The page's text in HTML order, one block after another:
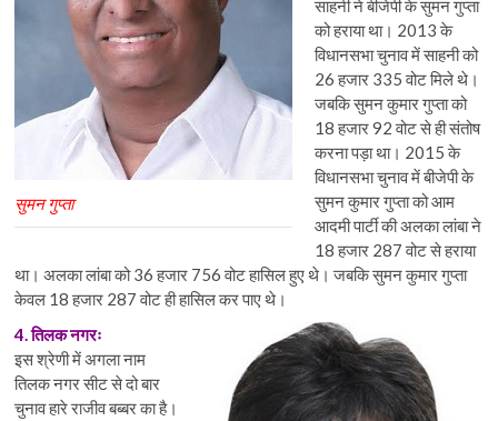
सुमन गुप्ता
साहनी ने बीजेपी के सुमन गुप्ता
को हराया था। 2013 के
विधानसभा चुनाव में साहनी को
26 हजार 335 वोट मिले थे।
जबकि सुमन कुमार गुप्ता को
18 हजार 92 वोट से ही संतोष
करना पड़ा था। 2015 के
विधानसभा चुनाव में बीजेपी के
सुमन कुमार गुप्ता को आम
आदमी पार्टी की अलका लांबा ने
18 हजार 287 वोट से हराया
था। अलका लांबा को 36 हजार 756 वोट हासिल हुए थे। जबकि सुमन कुमार गुप्ता
केवल 18 हजार 287 वोट ही हासिल कर पाए थे।
4. तिलक नगरः
इस श्रेणी में अगला नाम
तिलक नगर सीट से दो बार
चुनाव हारे राजीव बब्बर का है।